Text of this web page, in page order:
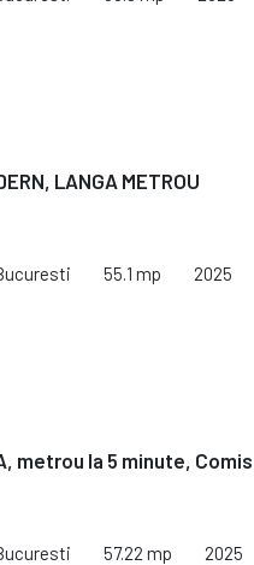
LANGA METROU
55.1 mp 2025
metrou la 5 minute,
57.22 mp 2025